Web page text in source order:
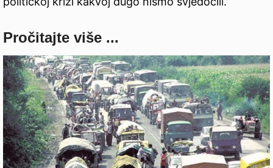
Pročitajte više ...